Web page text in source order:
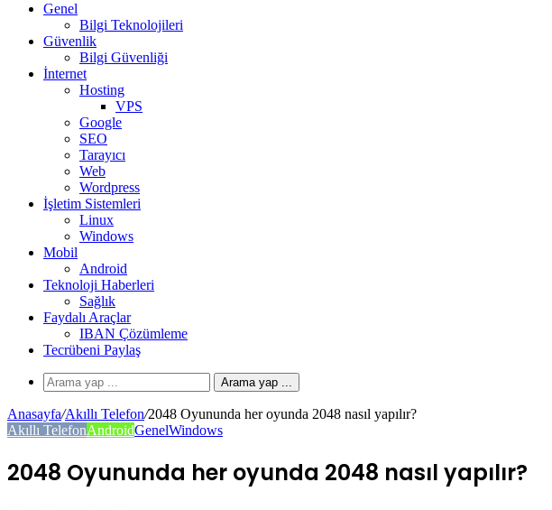
Genel
Bilgi Teknolojileri
Güvenlik
Bilgi Güvenliği
İnternet
Hosting
VPS
Google
SEO
Tarayıcı
Web
Wordpress
İşletim Sistemleri
Linux
Windows
Mobil
Android
Teknoloji Haberleri
Sağlık
Faydalı Araçlar
IBAN Çözümleme
Tecrübeni Paylaş
Arama yap ...
Anasayfa/Akıllı Telefon/2048 Oyununda her oyunda 2048 nasıl yapılır?
Akıllı TelefonAndroidGenelWindows
2048 Oyununda her oyunda 2048 nasıl yapılır?